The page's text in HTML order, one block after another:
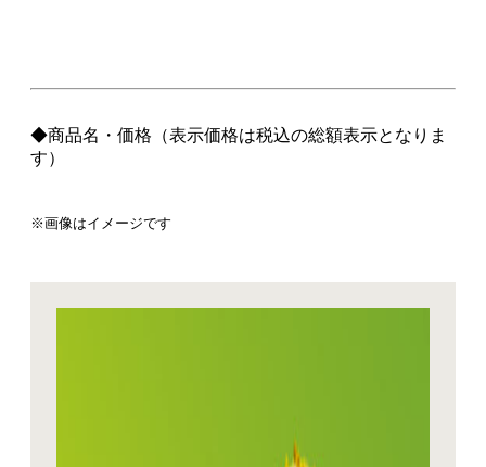
◆商品名・価格（表示価格は税込の総額表示となりま
す）
※画像はイメージです